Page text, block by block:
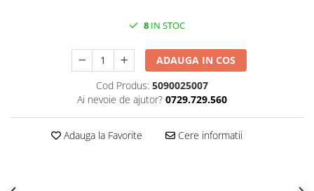
8 IN STOC
ADAUGA IN COS
Cod Produs: 5090025007
Ai nevoie de ajutor? 0729.729.560
Adauga la Favorite Cere informatii